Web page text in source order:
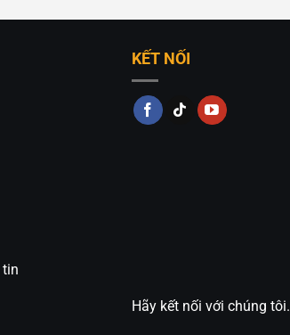
KẾT NỐI
Hãy kết nối với chúng tôi.